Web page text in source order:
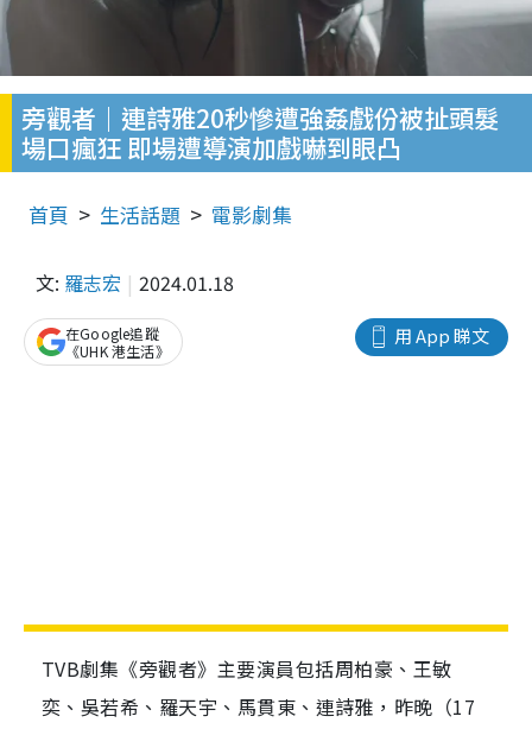
旁觀者｜連詩雅20秒慘遭強姦戲份被扯頭髮
場口瘋狂 即場遭導演加戲嚇到眼凸
首頁 生活話題 電影劇集
文: 羅志宏 2024.01.18
用 App 睇文
在Google追蹤
《UHK 港生活》
TVB劇集《旁觀者》主要演員包括周柏豪、王敏
奕、吳若希、羅天宇、馬貫東、連詩雅，昨晚（17